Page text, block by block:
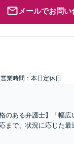
メールでお問い
営業時間：本日定休日
のある弁護士】「幅
まで、状況に応じた最